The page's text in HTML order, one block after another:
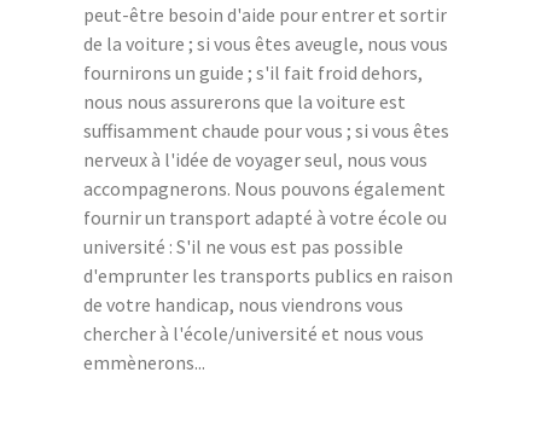
peut-être besoin d'aide pour entrer et sortir
de la voiture ; si vous êtes aveugle, nous vous
fournirons un guide ; s'il fait froid dehors,
nous nous assurerons que la voiture est
suffisamment chaude pour vous ; si vous êtes
nerveux à l'idée de voyager seul, nous vous
accompagnerons. Nous pouvons également
fournir un transport adapté à votre école ou
université : S'il ne vous est pas possible
d'emprunter les transports publics en raison
de votre handicap, nous viendrons vous
chercher à l'école/université et nous vous
emmènerons...